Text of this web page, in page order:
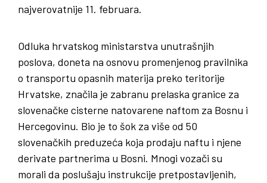
najverovatnije 11. februara.
Odluka hrvatskog ministarstva unutrašnjih
poslova, doneta na osnovu promenjenog pravilnika
o transportu opasnih materija preko teritorije
Hrvatske, značila je zabranu prelaska granice za
slovenačke cisterne natovarene naftom za Bosnu i
Hercegovinu. Bio je to šok za više od 50
slovenačkih preduzeća koja prodaju naftu i njene
derivate partnerima u Bosni. Mnogi vozači su
morali da poslušaju instrukcije pretpostavljenih,